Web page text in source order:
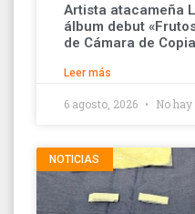
Artista atacameña
álbum debut
de Cámara de
Leer más
6 agosto, 2026 No
NOTICIAS